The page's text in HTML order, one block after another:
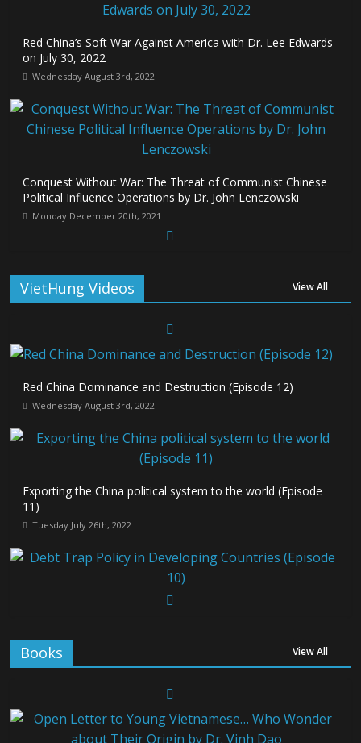
Red China’s Soft War Against America with Dr. Lee Edwards
on July 30, 2022
Wednesday August 3rd, 2022
Conquest Without War: The Threat of Communist Chinese
Political Influence Operations by Dr. John Lenczowski
Monday December 20th, 2021
The Lecture: “Conquest Without War: The Threat of
VietHung Videos View All
Red China Dominance and Destruction (Episode 12)
Wednesday August 3rd, 2022
Exporting the China political system to the world (Episode
11)
Tuesday July 26th, 2022
Books View All